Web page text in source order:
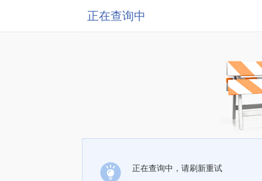
正在查询中
正在查询中，请刷新重试